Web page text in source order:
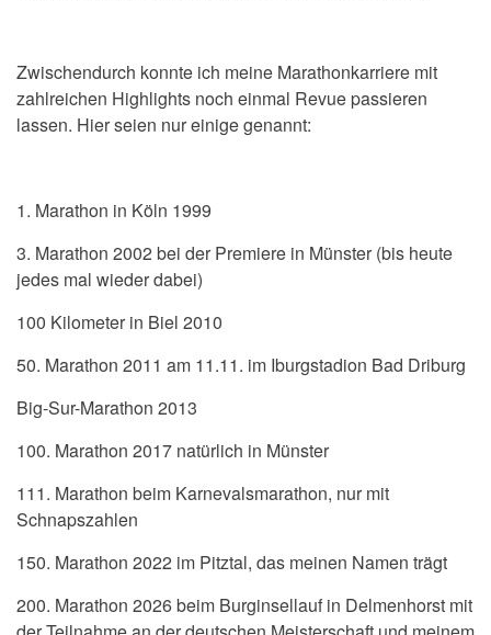
Zwischendurch konnte ich meine Marathonkarriere mit
zahlreichen Highlights noch einmal Revue passieren
lassen. Hier seien nur einige genannt:
1. Marathon in Köln 1999
3. Marathon 2002 bei der Premiere in Münster (bis heute
jedes mal wieder dabei)
100 Kilometer in Biel 2010
50. Marathon 2011 am 11.11. im Iburgstadion Bad Driburg
Big-Sur-Marathon 2013
100. Marathon 2017 natürlich in Münster
111. Marathon beim Karnevalsmarathon, nur mit
Schnapszahlen
150. Marathon 2022 im Pitztal, das meinen Namen trägt
200. Marathon 2026 beim Burginsellauf in Delmenhorst mit